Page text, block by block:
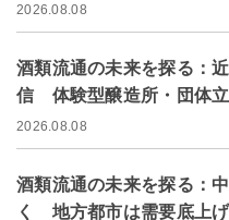
2026.08.08
酒類流通の未来を探る：
信 体験型醸造所・団体
2026.08.08
酒類流通の未来を探る：
く 地方都市は需要底上